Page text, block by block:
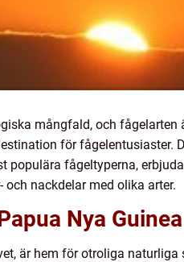
mångfald, och
för fågelentusiaster.
populära fågeltyperna,
nackdelar med olika arter.
Nya Guinea
är hem för otroliga